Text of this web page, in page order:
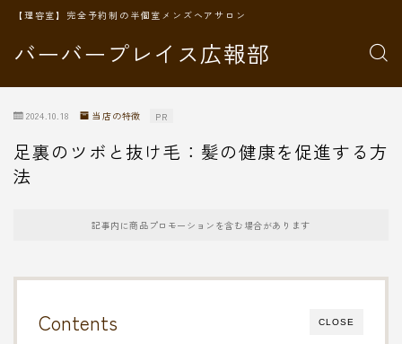
バーバープレイス広報部
【理容室】完全予約制の半個室メンズヘアサロン
2024.10.18 当店の特徴 PR
足裏のツボと抜け毛：髪の健康を促進する方
法
記事内に商品プロモーションを含む場合があります
CLOSE
Contents